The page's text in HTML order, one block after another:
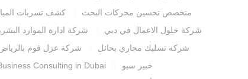
متخصص تحسين محركات البحث
كشف تسربات
شركة حلول الاعمال في دبي
شركة ادارة الموارد
شركه تسليك مجاري بحائل
شركة عزل فوم
خبير سيو
Consulting in Dubai